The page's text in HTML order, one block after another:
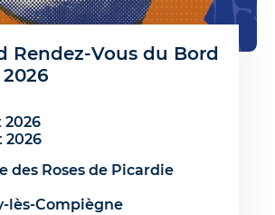
Rendez-Vous du Bord
2026
2026
2026
des Roses de Picardie
lès-Compiègne